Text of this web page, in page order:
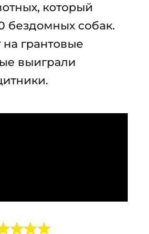
который
бездомных собак.
грантовые
выиграли